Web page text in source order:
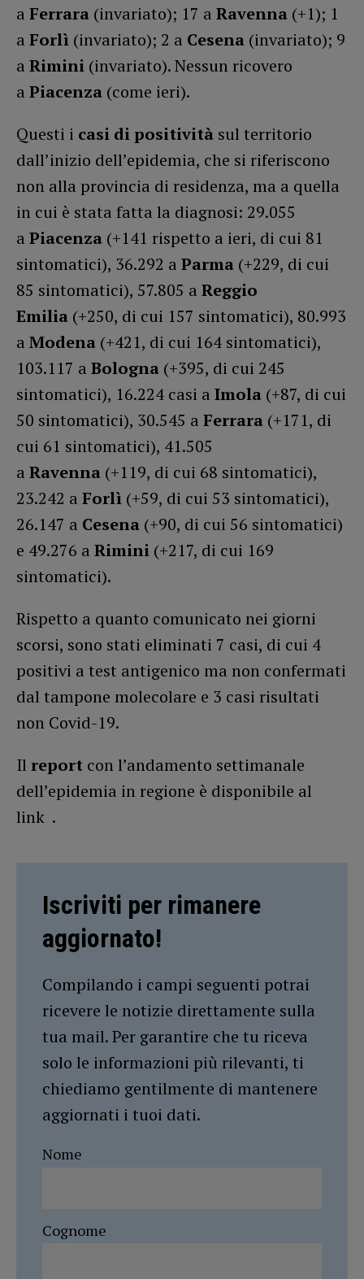
a Ferrara (invariato); 17 a Ravenna (+1); 1
a Forlì (invariato); 2 a Cesena (invariato); 9
a Rimini (invariato). Nessun ricovero
a Piacenza (come ieri).
Questi i casi di positività sul territorio
dall’inizio dell’epidemia, che si riferiscono
non alla provincia di residenza, ma a quella
in cui è stata fatta la diagnosi: 29.055
a Piacenza (+141 rispetto a ieri, di cui 81
sintomatici), 36.292 a Parma (+229, di cui
85 sintomatici), 57.805 a Reggio
Emilia (+250, di cui 157 sintomatici), 80.993
a Modena (+421, di cui 164 sintomatici),
103.117 a Bologna (+395, di cui 245
sintomatici), 16.224 casi a Imola (+87, di cui
50 sintomatici), 30.545 a Ferrara (+171, di
cui 61 sintomatici), 41.505
a Ravenna (+119, di cui 68 sintomatici),
23.242 a Forlì (+59, di cui 53 sintomatici),
26.147 a Cesena (+90, di cui 56 sintomatici)
e 49.276 a Rimini (+217, di cui 169
sintomatici).
Rispetto a quanto comunicato nei giorni
scorsi, sono stati eliminati 7 casi, di cui 4
positivi a test antigenico ma non confermati
dal tampone molecolare e 3 casi risultati
non Covid-19.
Il report con l’andamento settimanale
dell’epidemia in regione è disponibile al
link .
Iscriviti per rimanere
aggiornato!
Compilando i campi seguenti potrai
ricevere le notizie direttamente sulla
tua mail. Per garantire che tu riceva
solo le informazioni più rilevanti, ti
chiediamo gentilmente di mantenere
aggiornati i tuoi dati.
Nome
Cognome